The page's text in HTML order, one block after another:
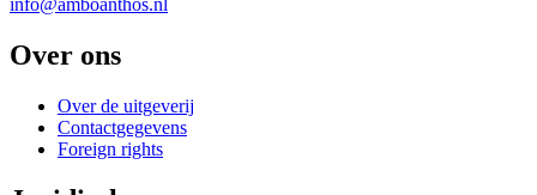
info@amboanthos.nl
Over ons
Over de uitgeverij
Contactgegevens
Foreign rights